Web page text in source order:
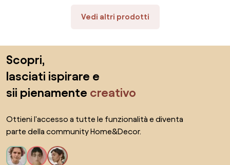
Vedi altri prodotti
Scopri,
lasciati ispirare e
sii pienamente creativo
Ottieni l'accesso a tutte le funzionalità e diventa
parte della community Home&Decor.